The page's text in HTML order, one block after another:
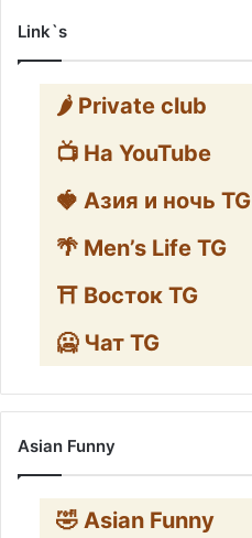
Link`s
🌶️ Private club
📺 На YouTube
🍓 Азия и ночь TG
🌴 Men’s Life TG
⛩️ Восток TG
🥶 Чат TG
Asian Funny
🤣 Asian Funny